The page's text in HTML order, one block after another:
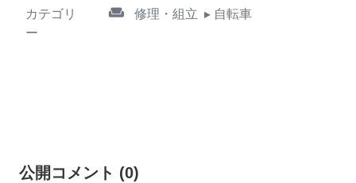
カテゴリ
ー
weekend 修理・組立 ▸ 自転車
公開コメント (0)